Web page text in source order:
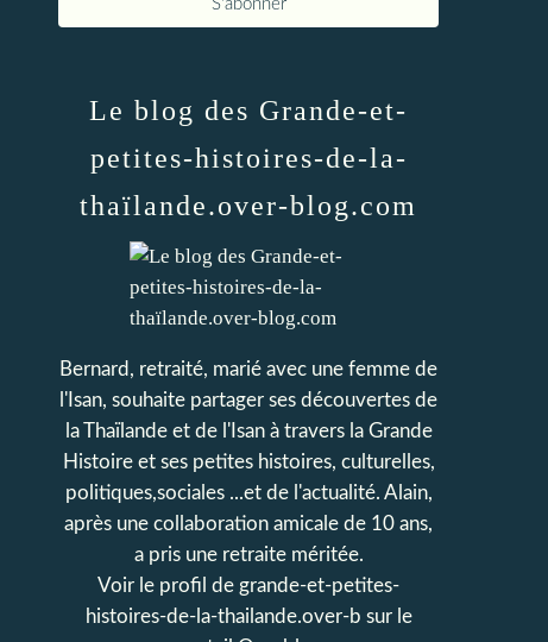
Le blog des Grande-et-
petites-histoires-de-la-
thaïlande.over-blog.com
Bernard, retraité, marié avec une femme de
l'Isan, souhaite partager ses découvertes de
la Thaïlande et de l'Isan à travers la Grande
Histoire et ses petites histoires, culturelles,
politiques,sociales ...et de l'actualité. Alain,
après une collaboration amicale de 10 ans,
a pris une retraite méritée.
Voir le profil de grande-et-petites-
histoires-de-la-thailande.over-b sur le